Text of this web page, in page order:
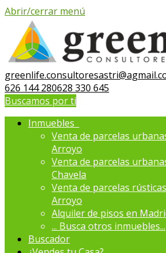
Abrir/cerrar menú
626 144 280628 330 645
Buscamos por ti
Inmuebles
Venta de parcelas
Arroyo
Venta de parcelas
Chavela
Venta de parcelas
Arroyo
Alquiler de pisos en
... Busca otros inmuebles...
Buscador